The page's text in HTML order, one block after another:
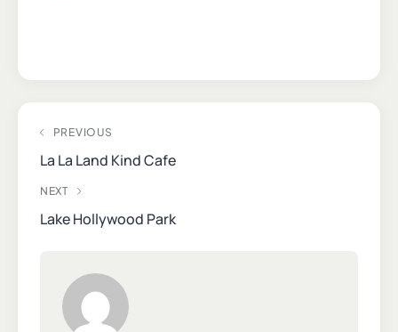
PREVIOUS
La La Land Kind Cafe
NEXT
Lake Hollywood Park